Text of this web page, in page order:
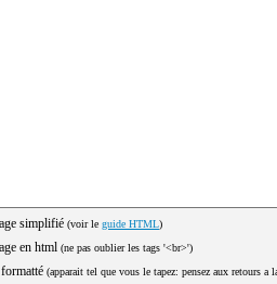
simplifié (voir le guide HTML)
en html (ne pas oublier les tags '<br>')
(apparait tel que vous le tapez: pensez aux retours a